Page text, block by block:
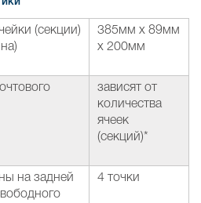
(секции)
385мм х 89мм
х 200мм
зависят от
количества
ячеек
(секций)*
на задней
4 точки